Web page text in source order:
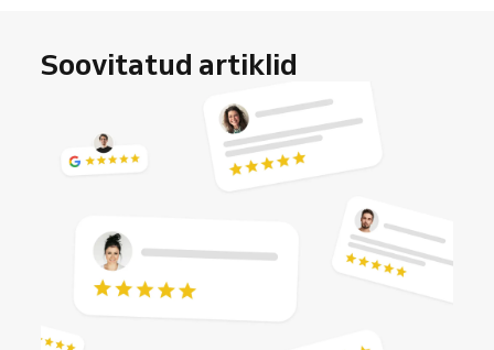
Soovitatud artiklid